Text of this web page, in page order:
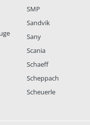
SMP
Sandvik
Sany
Scania
Schaeff
Scheppach
Scheuerle